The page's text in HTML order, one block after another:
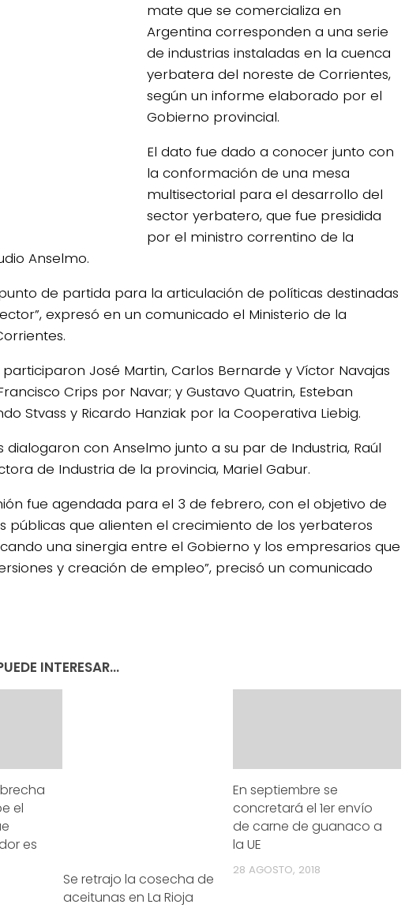
mate que se comercializa en
Argentina corresponden a una serie
de industrias instaladas en la cuenca
yerbatera del noreste de Corrientes,
según un informe elaborado por el
Gobierno provincial.
El dato fue dado a conocer junto con
la conformación de una mesa
multisectorial para el desarrollo del
sector yerbatero, que fue presidida
por el ministro correntino de la
Anselmo.
de partida para la articulación de políticas destinadas
expresó en un comunicado el Ministerio de la
José Martin, Carlos Bernarde y Víctor Navajas
Crips por Navar; y Gustavo Quatrin, Esteban
Stvass y Ricardo Hanziak por la Cooperativa Liebig.
dialogaron con Anselmo junto a su par de Industria, Raúl
de Industria de la provincia, Mariel Gabur.
fue agendada para el 3 de febrero, con el objetivo de
públicas que alienten el crecimiento de los yerbateros
una sinergia entre el Gobierno y los empresarios que
y creación de empleo”, precisó un comunicado
INTERESAR...
el
es
Se retrajo la cosecha de
aceitunas en La Rioja
En septiembre se
concretará el 1er envío
de carne de guanaco a
la UE
28 AGOSTO, 2018